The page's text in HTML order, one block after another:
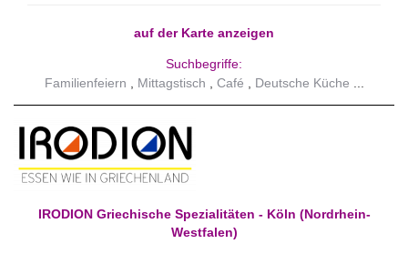
auf der Karte anzeigen
Suchbegriffe:
Familienfeiern
Mittagstisch Café Deutsche Küche
IRODION Griechische Spezialitäten - Köln (Nordrhein-
Westfalen)